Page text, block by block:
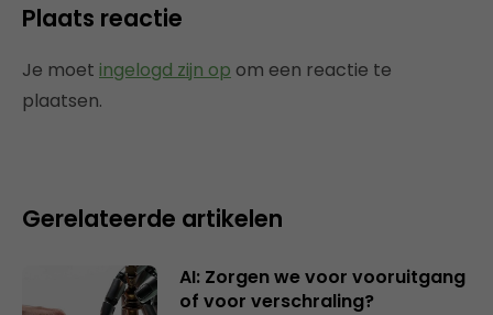
Plaats reactie
Je moet ingelogd zijn op om een reactie te
plaatsen.
Gerelateerde artikelen
AI: Zorgen we voor vooruitgang
of voor verschraling?